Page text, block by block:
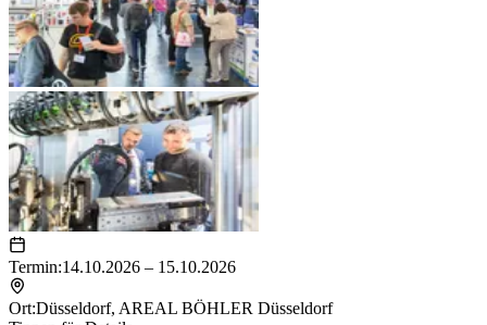
Termin:14.10.2026 – 15.10.2026
Ort:Düsseldorf, AREAL BÖHLER Düsseldorf